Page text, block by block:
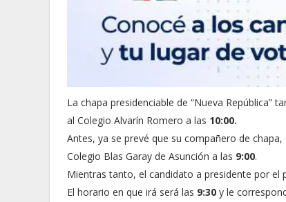
La chapa presidenciable de “Nueva República”
al Colegio Alvarín Romero a las 10:00.
Antes, ya se prevé que su compañero de chapa,
Colegio Blas Garay de Asunción a las 9:00.
Mientras tanto, el candidato a presidente por el
El horario en que irá será las 9:30 y le